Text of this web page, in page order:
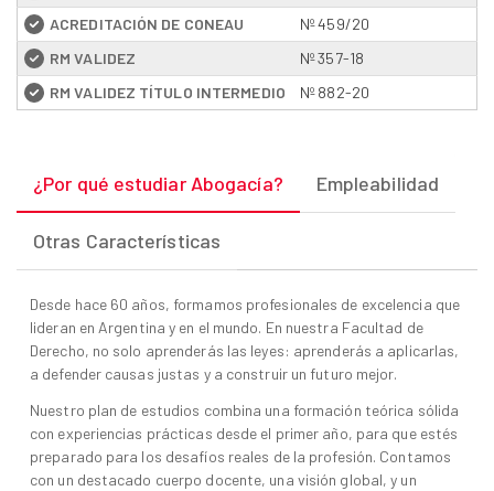
ACREDITACIÓN DE CONEAU
Nº 459/20
RM VALIDEZ
Nº 357-18
RM VALIDEZ TÍTULO INTERMEDIO
Nº 882-20
¿Por qué estudiar Abogacía? Empleabilidad
Otras Características
Desde hace 60 años, formamos profesionales de excelencia que
lideran en Argentina y en el mundo. En nuestra Facultad de
Derecho, no solo aprenderás las leyes: aprenderás a aplicarlas,
a defender causas justas y a construir un futuro mejor.
Nuestro plan de estudios combina una formación teórica sólida
con experiencias prácticas desde el primer año, para que estés
preparado para los desafíos reales de la profesión. Contamos
con un destacado cuerpo docente, una visión global, y un